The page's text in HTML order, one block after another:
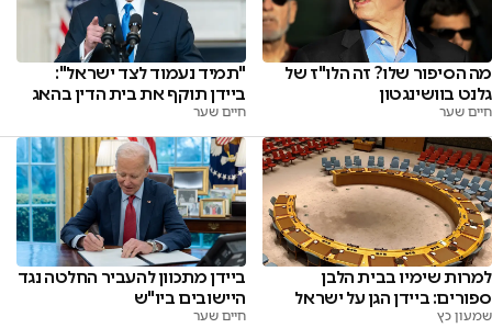
מה הסיפור שלו? זה הלו"ז של
גלנט בוושינגטון
חיים שער
"תמיד נעמוד לצד ישראל":
ביידן תוקף את בית הדין בהאג
חיים שער
למרות שימיו בבית הלבן
ספורים: ביידן הגן על ישראל
שמעון כץ
ביידן מתכוון להעביר החלטה נגד
היישובים ביו"ש
חיים שער